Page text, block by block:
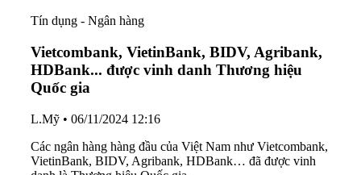
Tín dụng - Ngân hàng
Vietcombank, VietinBank, BIDV, Agribank,
HDBank... được vinh danh Thương hiệu
Quốc gia
L.Mỹ • 06/11/2024 12:16
Các ngân hàng hàng đầu của Việt Nam như Vietcombank,
VietinBank, BIDV, Agribank, HDBank… đã được vinh